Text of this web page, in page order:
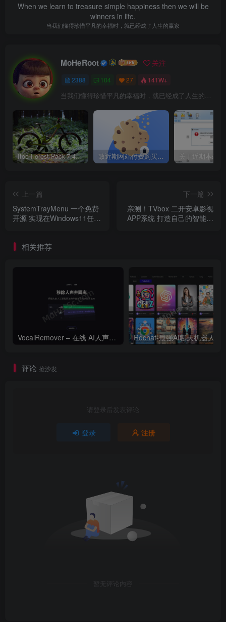
When we learn to treasure simple happiness then we will be
winners in life.
当我们懂得珍惜平凡的幸福时，就已经成了人生的赢家
MoHeRoot 关注
2388 104 27 141W+
当我们懂得珍惜平凡的幸福时，就已经成了人生的赢家
Itoo Forest Pack 7.4.20 森林插件 For 3DSMAX 2014 ~ 2023 汉化永久版 致近期网站付费购买资源及会员用户后，网页显示依然没有购买解决方法！
上一篇
SystemTrayMenu 一个免费
开源 实现在Windows11任务
下一篇
亲测！TVbox 二开安卓影视
APP系统 打造自己的智能电
相关推荐
VocalRemover – 在线 AI人声分离 人声消除和隔离工具
评论 抢沙发
请登录后发表评论
登录 注册
暂无评论内容